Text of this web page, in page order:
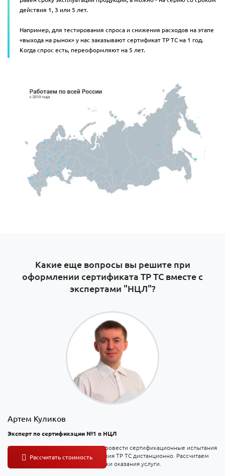
действия 1, 3 или 5 лет.
Например, для тестирования спроса и снижения расходов на этапе
«выхода на рынок» у нас заказывают сертификат ТР ТС на 1 год.
Когда спрос есть, переоформляют на 5 лет.
Какие еще вопросы вы решите при
оформлении сертификата ТР ТС вместе с
экспертами "НЦЛ"?
Артем Куликов
Эксперт по сертификации №1 в НЦЛ
На консультации вы узнаете, как провести сертификационные испытания
и оформить сертификат соответствия ТР ТС дистанционно. Рассчитаем
точную стоимость и согласуем сроки оказания услуги.